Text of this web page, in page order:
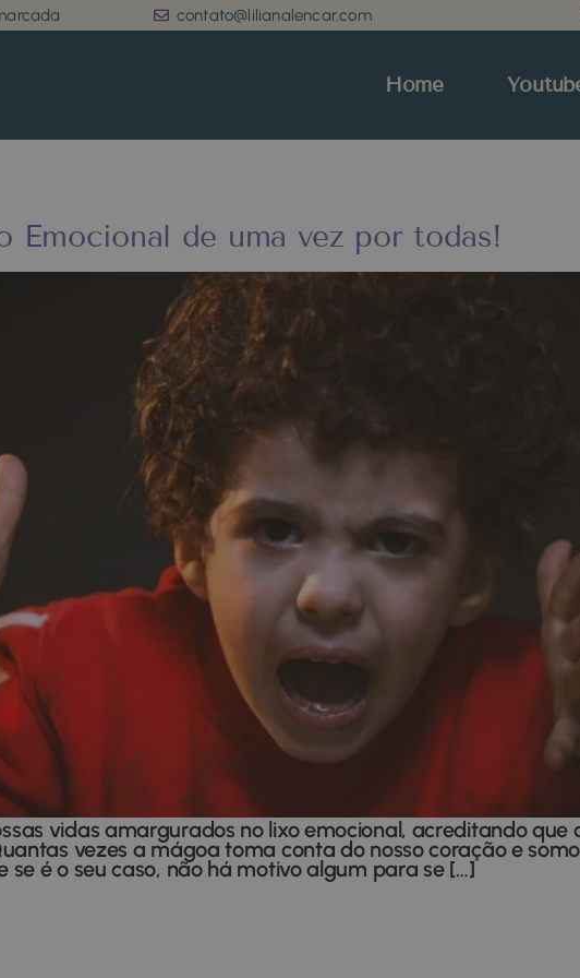
contato@lilianalencar.com
Home
Emocional de uma vez por todas!
vidas amargurados no lixo emocional, acreditando
vezes a mágoa toma conta do nosso coração e
é o seu caso, não há motivo algum para se […]